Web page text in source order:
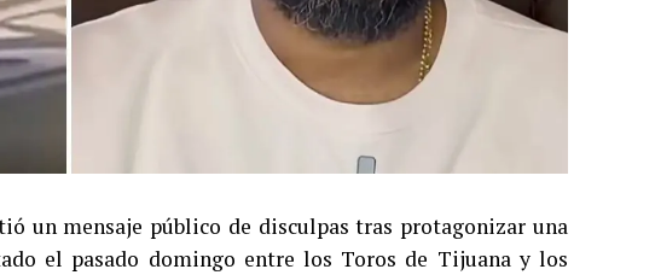
un mensaje público de disculpas tras protagonizar una
el pasado domingo entre los Toros de Tijuana y los